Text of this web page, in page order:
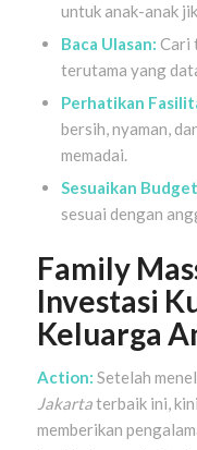
untuk anak-anak
Baca Ulasan: Cari
terutama yang
Perhatikan
bersih, nyaman,
memadai.
Sesuaikan
sesuai dengan
Family
Investasi
Keluarga
Action: Setelah
Jakartaterbaik ini,
memberikan